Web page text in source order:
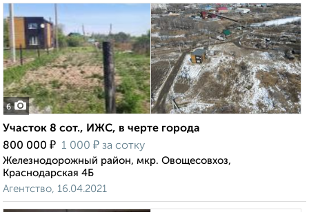
6
Участок 8 сот., ИЖС, в черте города
800 000 ₽ 1 000 ₽ за сотку
Железнодорожный район, мкр. Овощесовхоз,
Краснодарская 4Б
Агентство, 16.04.2021